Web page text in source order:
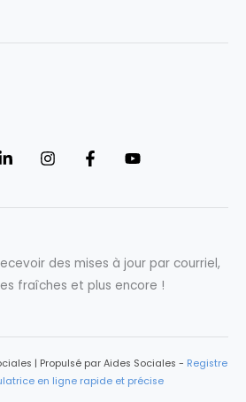
des mises à jour par courriel,
fraîches et plus encore !
| Propulsé par Aides Sociales - Registre
en ligne rapide et précise